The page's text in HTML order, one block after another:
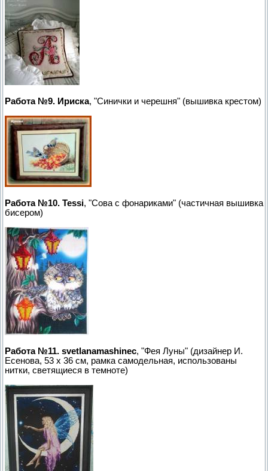
Работа №9. Ириска, "Синички и черешня" (вышивка крестом)
Работа №10. Tessi, "Сова с фонариками" (частичная вышивка
бисером)
Работа №11. svetlanamashinec, "Фея Луны" (дизайнер И.
Есенова, 53 х 36 см, рамка самодельная, использованы
нитки, светящиеся в темноте)